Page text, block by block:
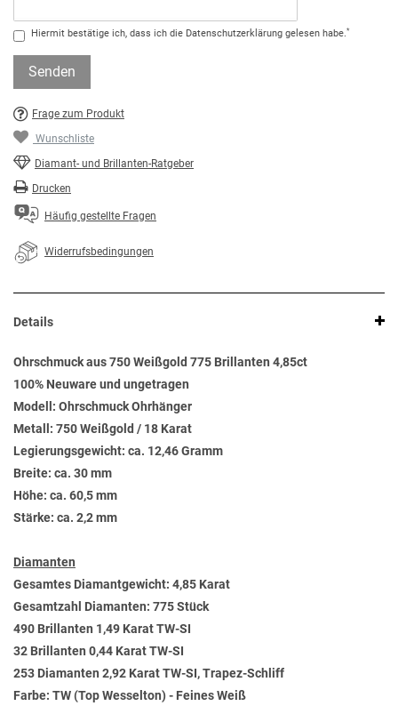
Hiermit bestätige ich, dass ich die Daten­schutz­erklärung gelesen habe.*
Senden
Frage zum Produkt
Wunschliste
Diamant- und Brillanten-Ratgeber
Drucken
Häufig gestellte Fragen
Widerrufsbedingungen
Details
Ohrschmuck aus 750 Weißgold 775 Brillanten 4,85ct
100% Neuware und ungetragen
Modell: Ohrschmuck Ohrhänger
Metall: 750 Weißgold / 18 Karat
Legierungsgewicht: ca. 12,46 Gramm
Breite: ca. 30 mm
Höhe: ca. 60,5 mm
Stärke: ca. 2,2 mm
Diamanten
Gesamtes Diamantgewicht: 4,85 Karat
Gesamtzahl Diamanten: 775 Stück
490 Brillanten 1,49 Karat TW-SI
32 Brillanten 0,44 Karat TW-SI
253 Diamanten 2,92 Karat TW-SI, Trapez-Schliff
Farbe: TW (Top Wesselton) - Feines Weiß